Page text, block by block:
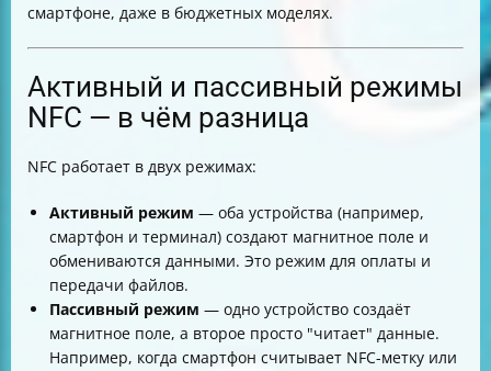
смартфоне, даже в бюджетных моделях.
Активный и пассивный режимы
NFC — в чём разница
NFC работает в двух режимах:
Активный режим — оба устройства (например,
смартфон и терминал) создают магнитное поле и
обмениваются данными. Это режим для оплаты и
передачи файлов.
Пассивный режим — одно устройство создаёт
магнитное поле, а второе просто "читает" данные.
Например, когда смартфон считывает NFC-метку или